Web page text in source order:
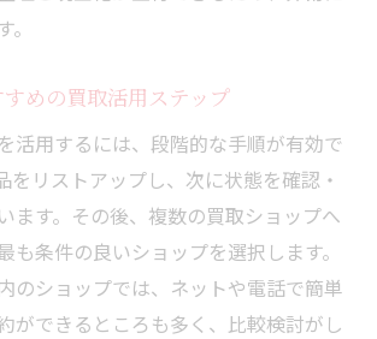
めの買取活用ステップ
活用するには、段階的な手順が有効で
をリストアップし、次に状態を確認・
ます。その後、複数の買取ショップへ
も条件の良いショップを選択します。
のショップでは、ネットや電話で簡単
ができるところも多く、比較検討がし